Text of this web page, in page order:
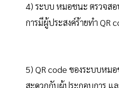
4) ระบบ หมอชนะ ตรวจสอ
การมีผู้ประสงค์ร้ายทำ
5) QR code ของระบบหม
สะดวกกับผู้ประกอบการ แ